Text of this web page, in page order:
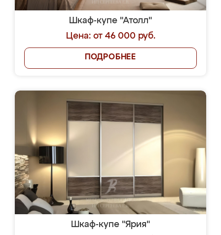
Шкаф-купе "Атолл"
Цена: от 46 000 руб.
ПОДРОБНЕЕ
Шкаф-купе "Ярия"